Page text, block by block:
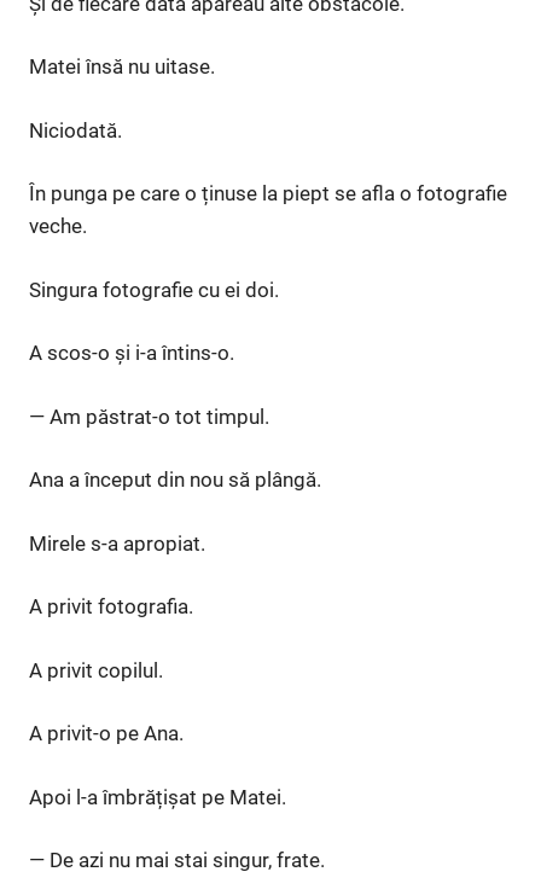
Matei însă nu uitase.
Niciodată.
În punga pe care o ținuse la piept se afla o fotografie
veche.
Singura fotografie cu ei doi.
A scos-o și i-a întins-o.
— Am păstrat-o tot timpul.
Ana a început din nou să plângă.
Mirele s-a apropiat.
A privit fotografia.
A privit copilul.
A privit-o pe Ana.
Apoi l-a îmbrățișat pe Matei.
— De azi nu mai stai singur, frate.